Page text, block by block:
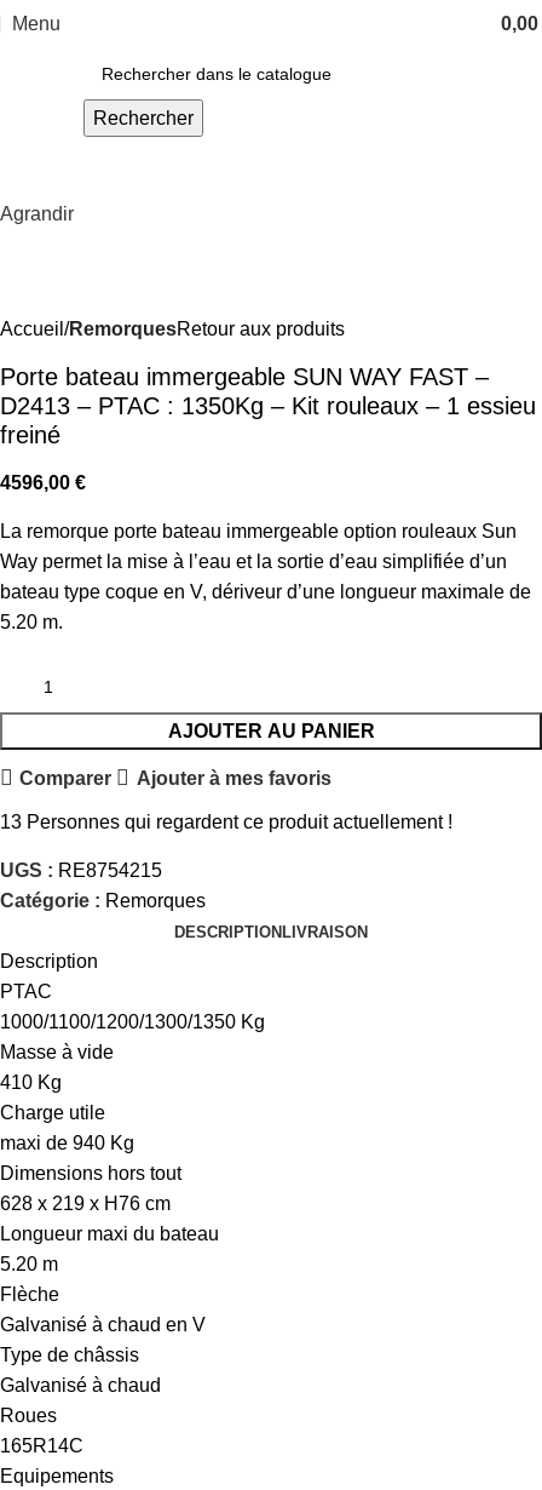
Menu 0,00
Rechercher
Agrandir
Accueil RemorquesRetour aux produits
Porte bateau immergeable SUN WAY FAST –
D2413 – PTAC : 1350Kg – Kit rouleaux – 1 essieu
freiné
4596,00 €
La remorque porte bateau immergeable option rouleaux Sun
Way permet la mise à l’eau et la sortie d’eau simplifiée d’un
bateau type coque en V, dériveur d’une longueur maximale de
5.20 m.
AJOUTER AU PANIER
Comparer Ajouter à mes favoris
13 Personnes qui regardent ce produit actuellement !
UGS : RE8754215
Catégorie : Remorques
DESCRIPTION LIVRAISON
Description
PTAC
1000/1100/1200/1300/1350 Kg
Masse à vide
410 Kg
Charge utile
maxi de 940 Kg
Dimensions hors tout
628 x 219 x H76 cm
Longueur maxi du bateau
5.20 m
Flèche
Galvanisé à chaud en V
Type de châssis
Galvanisé à chaud
Roues
165R14C
Equipements